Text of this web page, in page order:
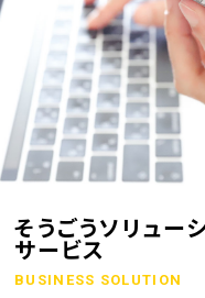
そうごうソリュー
サービス
BUSINESS SOLUTION